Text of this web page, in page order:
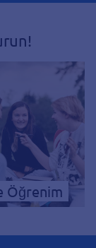
Öğrenim